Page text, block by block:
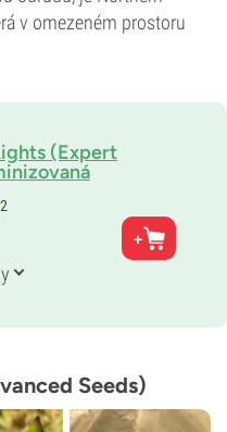
v omezeném prostoru
(Expert
2
Seeds)